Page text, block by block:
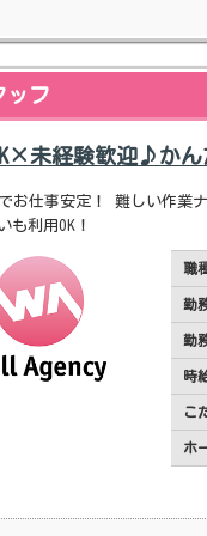
ッフ
未経験歓迎♪か
お仕事安定！ 難しい作業
も利用OK！
職
勤
勤
時
こ
ホ